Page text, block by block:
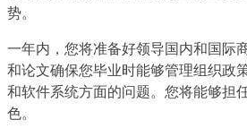
势。
一年内，您将准备好领导国内和国际
和论文确保您毕业时能够管理组织政
和软件系统方面的问题。您将能够担
色。